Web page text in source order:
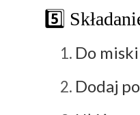
5️⃣
Do
Dodaj